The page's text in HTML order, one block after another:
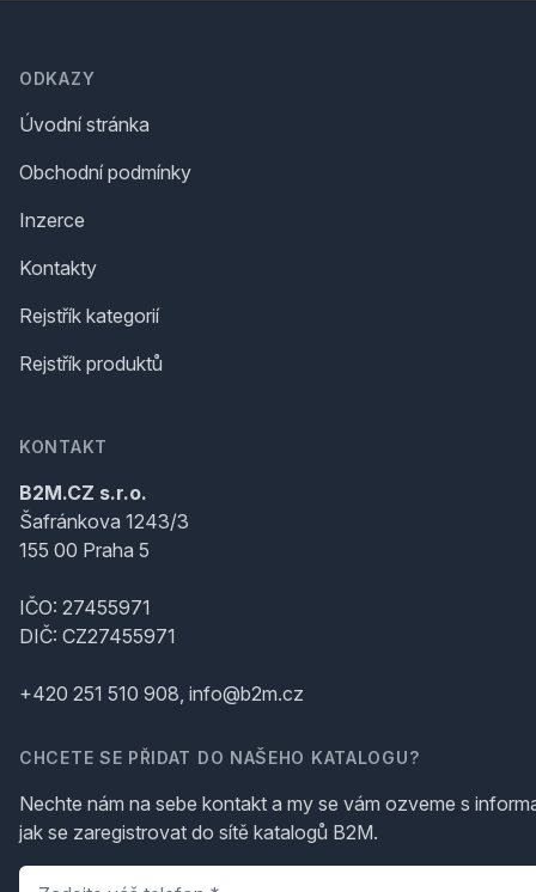
ODKAZY
Úvodní stránka
Obchodní podmínky
Inzerce
Kontakty
Rejstřík kategorií
Rejstřík produktů
KONTAKT
B2M.CZ s.r.o.
Šafránkova 1243/3
155 00 Praha 5
IČO: 27455971
DIČ: CZ27455971
+420 251 510 908, info@b2m.cz
CHCETE SE PŘIDAT DO NAŠEHO KATALOGU?
Nechte nám na sebe kontakt a my se vám ozveme s
jak se zaregistrovat do sítě katalogů B2M.
Telefon